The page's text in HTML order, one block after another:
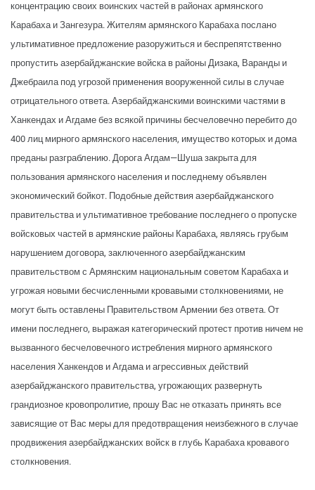
концентрацию своих воинских частей в районах армянского
Карабаха и Зангезура. Жителям армянского Карабаха послано
ультимативное предложение разоружиться и беспрепятственно
пропустить азербайджанские войска в районы Дизака, Варанды и
Джебраила под угрозой применения вооруженной силы в случае
отрицательного ответа. Азербайджанскими воинскими частями в
Ханкендах и Агдаме без всякой причины бесчеловечно перебито до
400 лиц мирного армянского населения, имущество которых и дома
преданы разграблению. Дорога Агдам—Шуша закрыта для
пользования армянского населения и последнему объявлен
экономический бойкот. Подобные действия азербайджанского
правительства и ультимативное требование последнего о пропуске
войсковых частей в армянские районы Карабаха, являясь грубым
нарушением договора, заключенного азербайджанским
правительством с Армянским национальным советом Карабаха и
угрожая новыми бесчисленными кровавыми столкновениями, не
могут быть оставлены Правительством Армении без ответа. От
имени последнего, выражая категорический протест против ничем не
вызванного бесчеловечного истребления мирного армянского
населения Ханкендов и Агдама и агрессивных действий
азербайджанского правительства, угрожающих развернуть
грандиозное кровопролитие, прошу Вас не отказать принять все
зависящие от Вас меры для предотвращения неизбежного в случае
продвижения азербайджанских войск в глубь Карабаха кровавого
столкновения.